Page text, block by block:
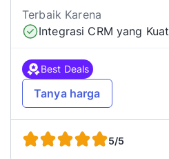
Terbaik Karena
Integrasi CRM yang Kuat
Best Deals
Tanya harga
5/5